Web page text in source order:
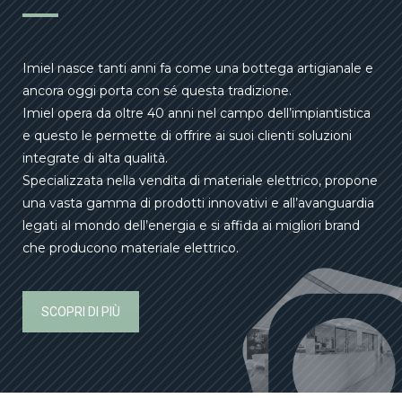
Imiel nasce tanti anni fa come una bottega artigianale e
ancora oggi porta con sé questa tradizione.
Imiel opera da oltre 40 anni nel campo dell’impiantistica
e questo le permette di offrire ai suoi clienti soluzioni
integrate di alta qualità.
Specializzata nella vendita di materiale elettrico, propone
una vasta gamma di prodotti innovativi e all’avanguardia
legati al mondo dell’energia e si affida ai migliori brand
che producono materiale elettrico.
SCOPRI DI PIÙ